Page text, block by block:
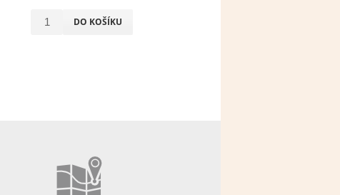
DO KOŠÍKU